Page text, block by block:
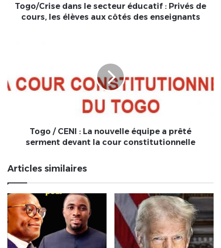
élèves
Togo/Crise dans le secteur éducatif : Privés de
cours, les élèves aux côtés des enseignants
La
nouvelle
constitutionnelle
Togo / CENI : La nouvelle équipe a prêté
serment devant la cour constitutionnelle
Articles similaires